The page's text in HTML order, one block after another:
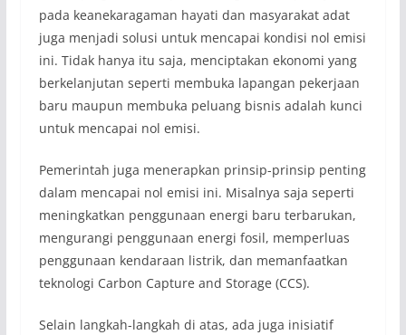
pada keanekaragaman hayati dan masyarakat adat
juga menjadi solusi untuk mencapai kondisi nol emisi
ini. Tidak hanya itu saja, menciptakan ekonomi yang
berkelanjutan seperti membuka lapangan pekerjaan
baru maupun membuka peluang bisnis adalah kunci
untuk mencapai nol emisi.
Pemerintah juga menerapkan prinsip-prinsip penting
dalam mencapai nol emisi ini. Misalnya saja seperti
meningkatkan penggunaan energi baru terbarukan,
mengurangi penggunaan energi fosil, memperluas
penggunaan kendaraan listrik, dan memanfaatkan
teknologi Carbon Capture and Storage (CCS).
Selain langkah-langkah di atas, ada juga inisiatif